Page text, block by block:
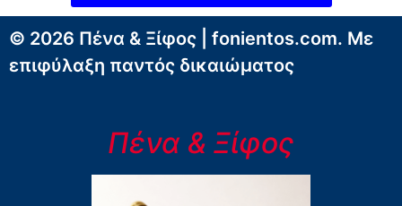
© 2026 Πένα & Ξίφος | fonientos.com. Με
επιφύλαξη παντός δικαιώματος
Πένα & Ξίφος